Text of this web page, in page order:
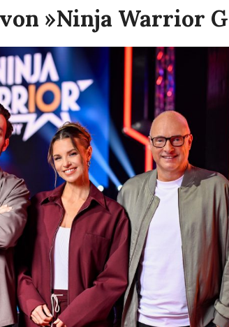
»Ninja Warrior